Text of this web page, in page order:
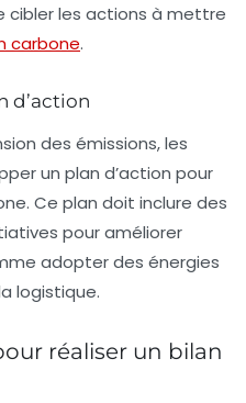
cibler les actions à mettre
carbone.
d’action
des émissions, les
un plan d’action pour
Ce plan doit inclure des
pour améliorer
adopter des énergies
logistique.
réaliser un bilan